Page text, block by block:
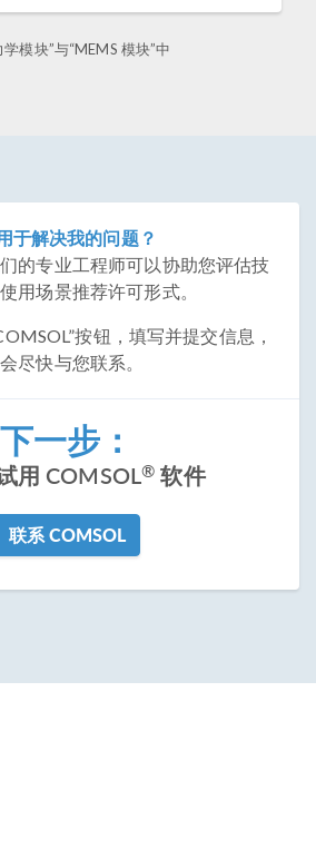
模块”与“MEMS 模块”中
于解决我的问题？
的专业工程师可以协助您评估技
用场景推荐许可形式。
按钮，填写并提交信息，
尽快与您联系。
下一步：
用 COMSOL® 软件
联系 COMSOL